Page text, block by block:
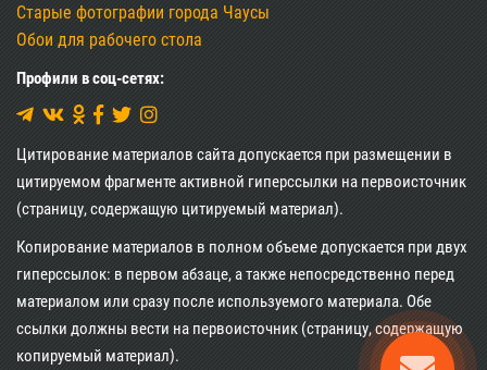
Старые фотографии города Чаусы
Обои для рабочего стола
Профили в соц-сетях:
Цитирование материалов сайта допускается при размещении в
цитируемом фрагменте активной гиперссылки на первоисточник
(страницу, содержащую цитируемый материал).
Копирование материалов в полном объеме допускается при двух
гиперссылок: в первом абзаце, а также непосредственно перед
материалом или сразу после используемого материала. Обе
ссылки должны вести на первоисточник (страницу, содержащую
копируемый материал).